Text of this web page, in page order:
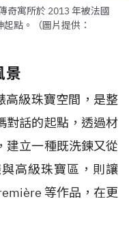
奇寓所於 2013 年被法國
點。（圖片提供：
景
高級珠寶空間，是整
對話的起點，透過材
建立一種既洗鍊又從
高級珠寶區，則讓
等作品，在更